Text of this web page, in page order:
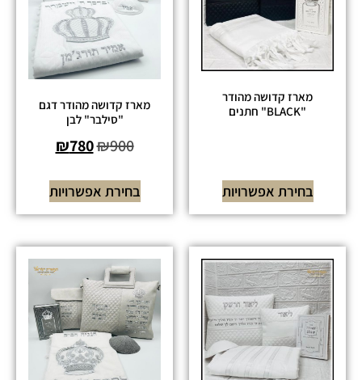
מארז קדושה מהודר
"BLACK" חתנים
בחירת אפשרויות
מארז קדושה מהודר דגם
"סילבר" לבן
₪900
₪780
בחירת אפשרויות